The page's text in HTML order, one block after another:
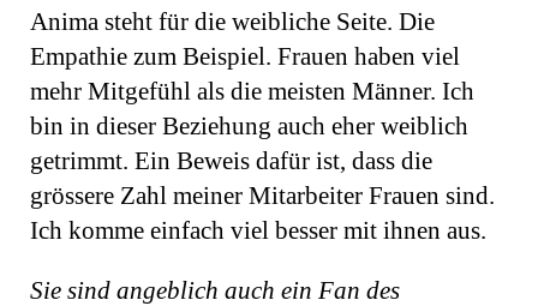
Anima steht für die weibliche Seite. Die
Empathie zum Beispiel. Frauen haben viel
mehr Mitgefühl als die meisten Männer. Ich
bin in dieser Beziehung auch eher weiblich
getrimmt. Ein Beweis dafür ist, dass die
grössere Zahl meiner Mitarbeiter Frauen sind.
Ich komme einfach viel besser mit ihnen aus.
Sie sind angeblich auch ein Fan des